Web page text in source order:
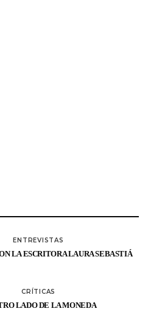
ENTREVISTAS
LA ESCRITORA LAURA SEBASTIÁ
CRÍTICAS
LADO DE LA MONEDA